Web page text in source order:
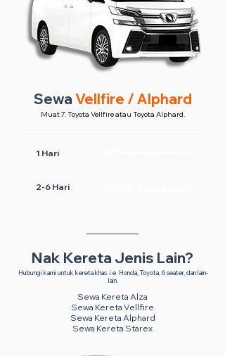
Sewa Vellfire / Alphard
Muat 7. Toyota Vellfire atau Toyota Alphard.
1 Hari
2-6 Hari
Nak Kereta Jenis Lain?
Hubungi kami untuk kereta khas. i.e. Honda, Toyota, 6 seater, dan lain-
lain.
Sewa Kereta Alza
Sewa Kereta Vellfire
Sewa Kereta Alphard
Sewa Kereta Starex